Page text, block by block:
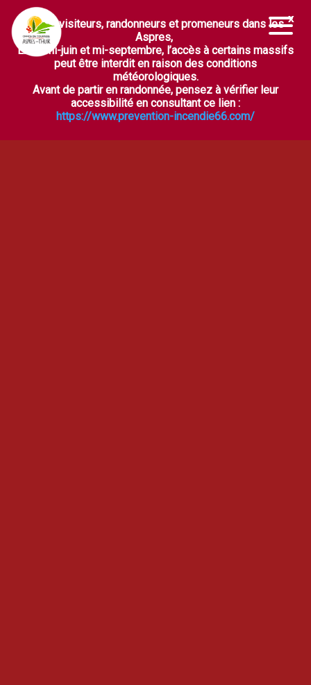
Ouvrir la barre d’outils
Chers visiteurs, randonneurs et promeneurs dans les
Aspres,
Entre mi-juin et mi-septembre, l’accès à certains massifs
peut être interdit en raison des conditions
météorologiques.
Avant de partir en randonnée, pensez à vérifier leur
accessibilité en consultant ce lien :
https://www.prevention-incendie66.com/